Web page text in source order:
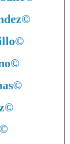
©
©
©
©
©
©